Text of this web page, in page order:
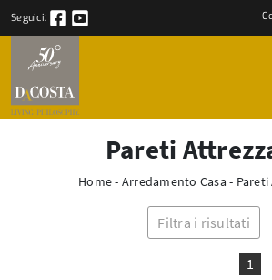
Seguici:
Pareti
Home- Arredamento Casa -
Filtra i risultati
1